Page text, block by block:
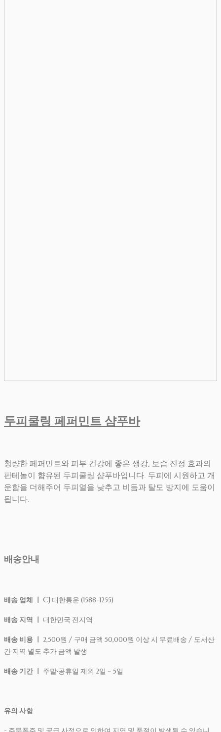
두피쿨링 페퍼민트 샴푸바
청량한 페퍼민트와 피부 건강에 좋은 생강, 보습 진정 효과의
판테놀이 햠유된 두피쿨링 샴푸바입니다. 두피에 시원하고 개
운함을 더해주어 두피열을 낮추고 비듬과 탈모 방지에 도움이
됩니다.
배송안내
배송 업체 ㅣ CJ 대한통운 (1588-1255)
배송 지역 ㅣ 대한민국 전지역
배송 비용 ㅣ 2,500원 / 구매 금액 50,000원 이상 시 무료배송 / 도서산
간 지역 별도 추가 금액 발생
배송 기간 ㅣ 주말·공휴일 제외 2일 ~ 5일
유의 사항